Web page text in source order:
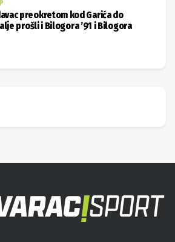
preokretom kod Garića do
prošli i Bilogora ’91 i Bilogora